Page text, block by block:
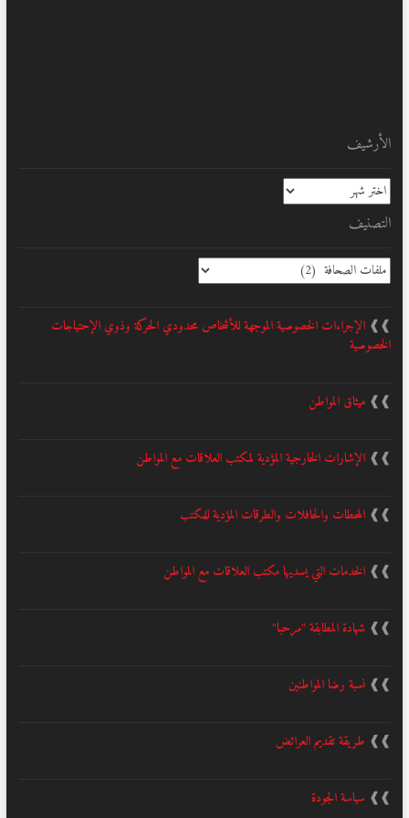
الأرشيف
الأرشيف
التصنيف
التصنيف
❱❱ الإجراءات الخصوصية الموجهة للأشخاص محدودي الحركة وذوي الإحتياجات
الخصوصية
❱❱ ميثاق المواطن
❱❱ الإشارات الخارجية المؤدية لمكتب العلاقات مع المواطن
❱❱ المحطات والحافلات والطرقات المؤدية للمكتب
❱❱ الخدمات التي يسديها مكتب العلاقات مع المواطن
❱❱ شهادة المطابقة "مرحبا"
❱❱ نسبة رضا المواطنين
❱❱ طريقة تقديم العرائض
❱❱ سياسة الجودة